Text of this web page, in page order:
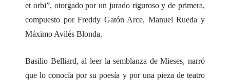
et orbi”, otorgado por un jurado riguroso y de primera,
compuesto por Freddy Gatón Arce, Manuel Rueda y
Máximo Avilés Blonda.
Basilio Belliard, al leer la semblanza de Mieses, narró
que lo conocía por su poesía y por una pieza de teatro